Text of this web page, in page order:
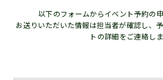
以下のフォームからイベント予約の
お送りいただいた情報は担当者が確認し、
トの詳細をご連絡しま